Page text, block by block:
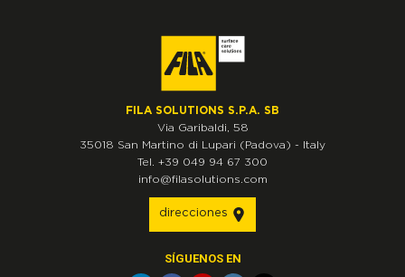
FILA SOLUTIONS S.P.A. SB
Via Garibaldi, 58
35018 San Martino di Lupari (Padova) -
Italy
Tel. +39 049 94 67 300
info@filasolutions.com
direcciones
SÍGUENOS EN